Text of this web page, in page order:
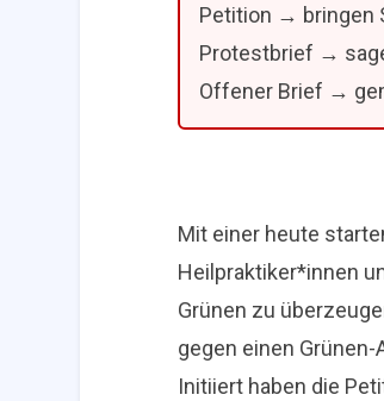
Petition → bringen
Protestbrief →
Offener Brief →
Mit einer heute
Heilpraktiker*innen
Grünen zu
gegen einen
Initiiert haben die